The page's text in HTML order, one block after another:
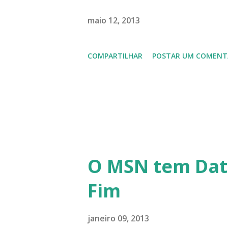
lançamento do Windows 8 e
em 2013 possamos estar
maio 12, 2013
COMPARTILHAR POSTAR UM
O MSN tem
Fim
janeiro 09, 2013